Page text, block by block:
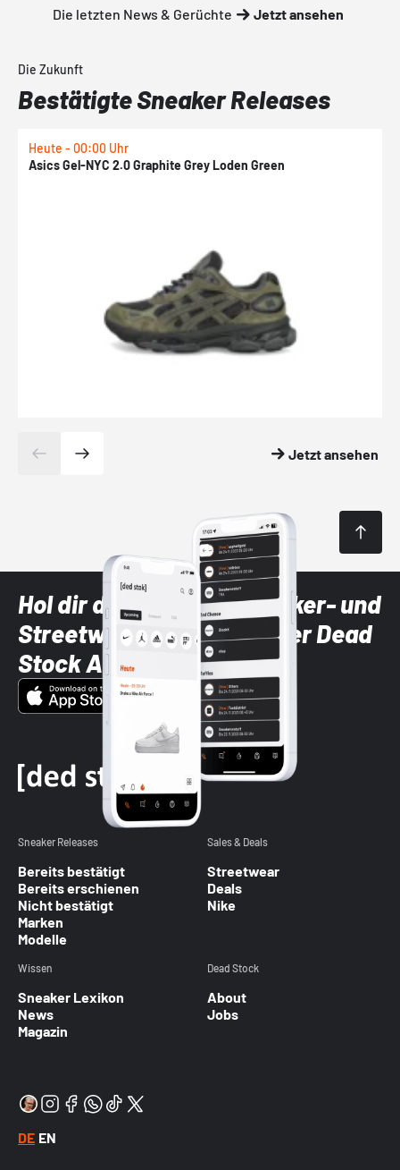
Die letzten News & Gerüchte Jetzt ansehen
Die Zukunft
Bestätigte Sneaker Releases
Heute - 00:00 Uhr
Asics Gel-NYC 2.0 Graphite Grey Loden Green
Jetzt ansehen
Hol dir die neuesten Sneaker- und
Streetwear-Brands mit der Dead
Stock App
Sneaker Releases
Bereits bestätigt
Bereits erschienen
Nicht bestätigt
Marken
Modelle
Sales & Deals
Streetwear
Deals
Nike
Wissen
Sneaker Lexikon
News
Magazin
Dead Stock
About
Jobs
DE EN